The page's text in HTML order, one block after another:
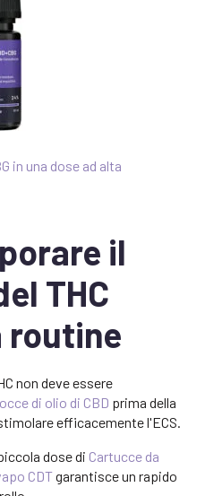
in una dose ad alta
il
THC
routine
non deve essere
di olio di CBD prima della
efficacemente l'ECS.
dose di Cartucce da
CDTgarantisce un rapido